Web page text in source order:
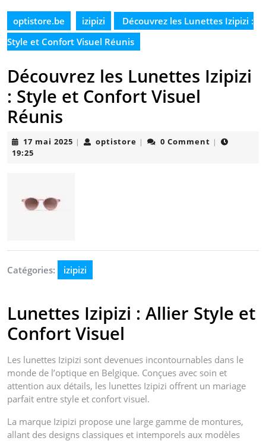
optistore.be izipizi
Découvrez les Lunettes Izipizi :
Style et Confort Visuel Réunis
Découvrez les Lunettes Izipizi
: Style et Confort Visuel
Réunis
17 mai 2025 17| optistore optistore
| 0 Comment |
19:25
Catégories: izipizi
Lunettes Izipizi : Allier Style et
Confort Visuel
Les lunettes Izipizi sont devenues incontournables dans le
monde de l’optique en Belgique. Conçues avec soin et
attention aux détails, les lunettes Izipizi offrent un mariage
parfait entre style et confort visuel.
La marque Izipizi propose une large gamme de montures,
allant des designs classiques et intemporels aux modèles